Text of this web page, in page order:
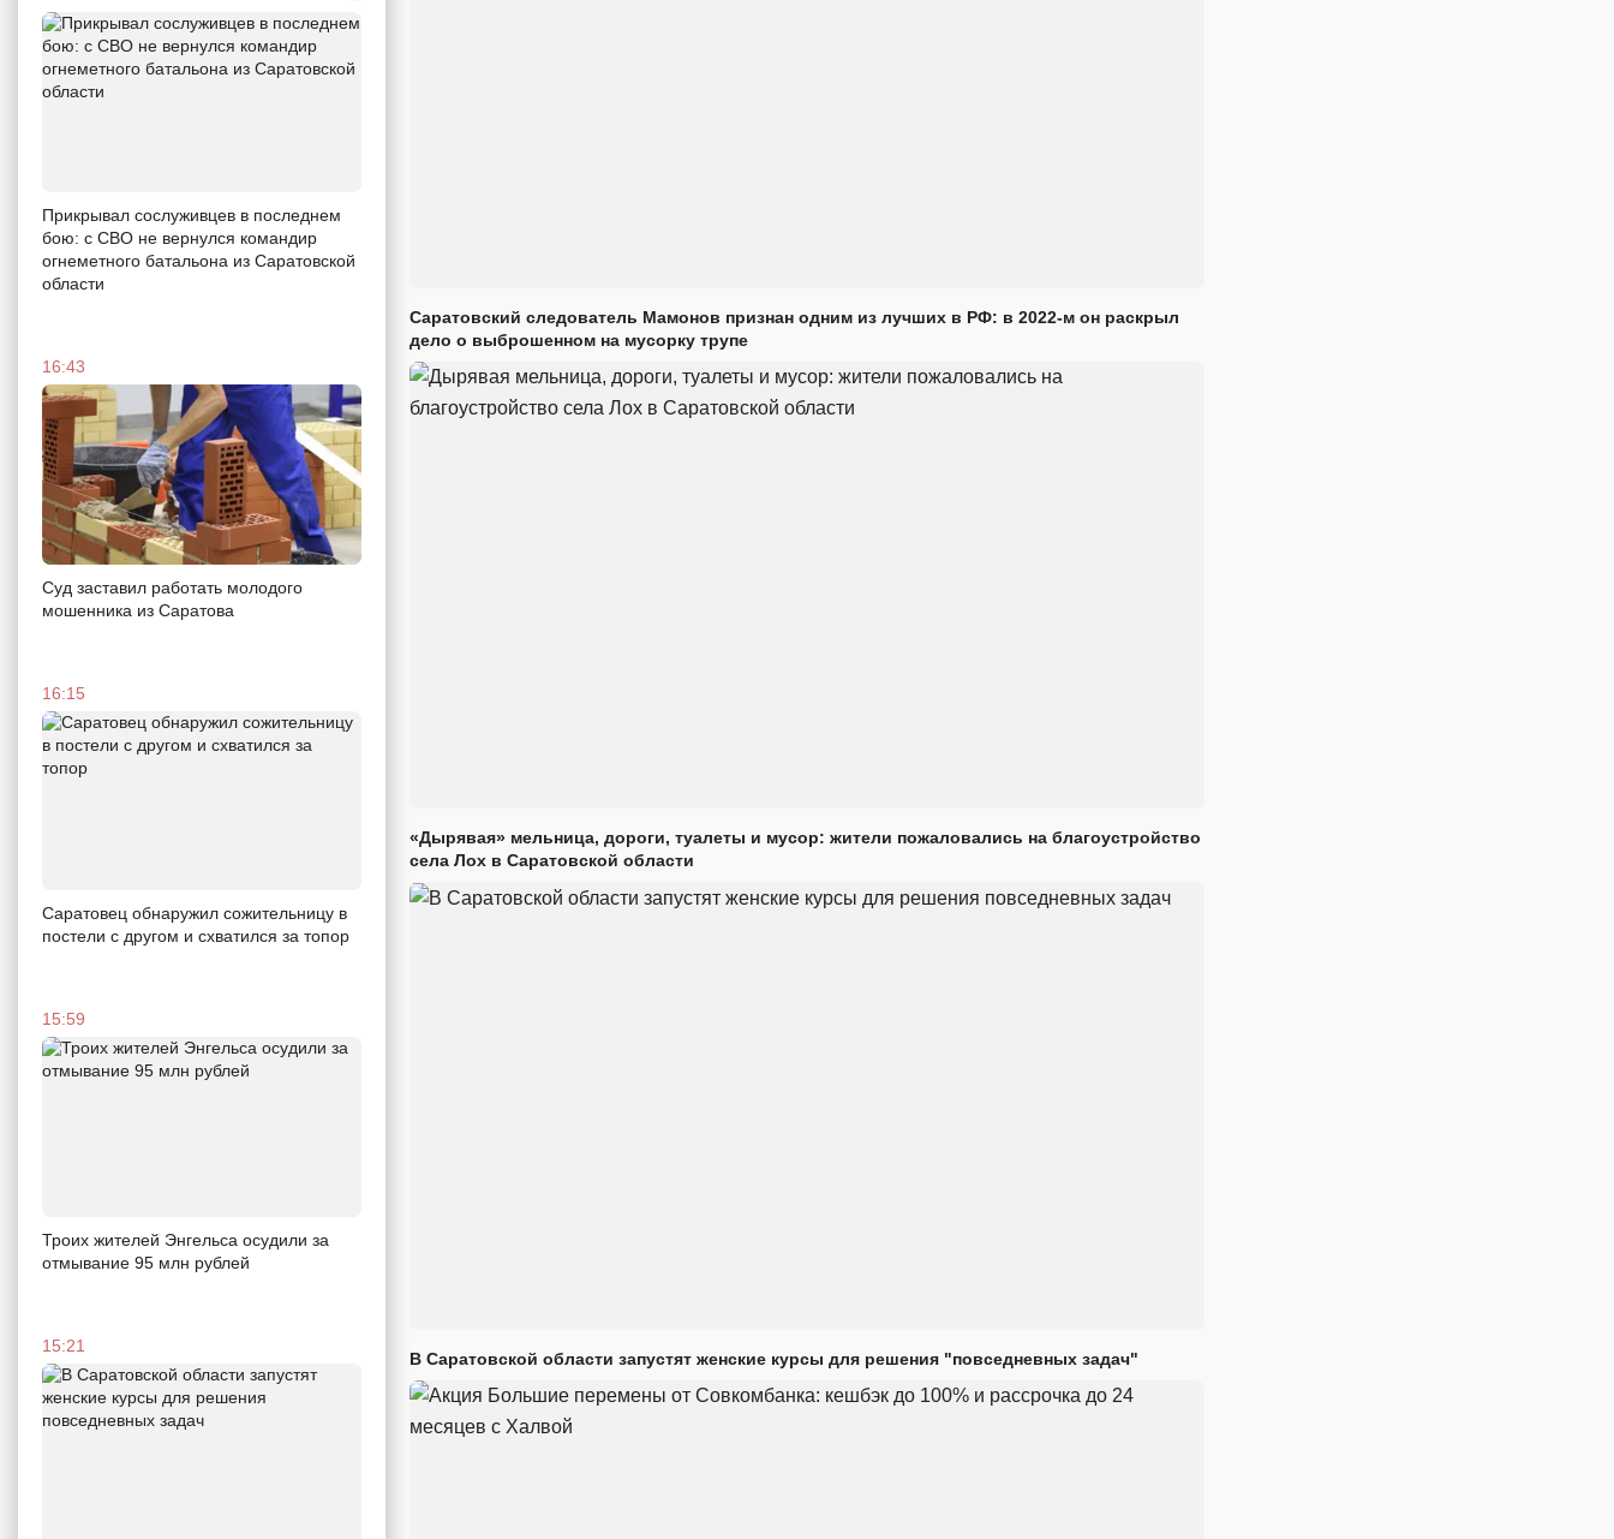
Прикрывал сослуживцев в последнем
бою: с СВО не вернулся командир
огнеметного батальона из Саратовской
области
16:43
Суд заставил работать молодого
мошенника из Саратова
16:15
Саратовец обнаружил сожительницу в
постели с другом и схватился за топор
15:59
Троих жителей Энгельса осудили за
отмывание 95 млн рублей
15:21
Саратовский следователь Мамонов признан одним из лучших в РФ: в 2022-м он раскрыл
дело о выброшенном на мусорку трупе
«Дырявая» мельница, дороги, туалеты и мусор: жители пожаловались на благоустройство
села Лох в Саратовской области
В Саратовской области запустят женские курсы для решения "повседневных задач"